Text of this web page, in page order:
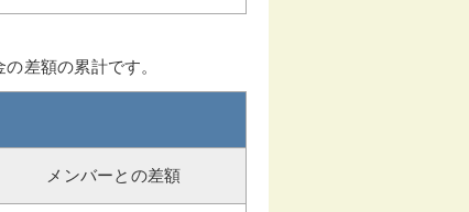
差額の累計です。
メンバーとの差額